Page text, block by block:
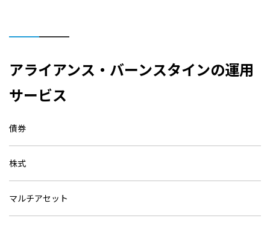
アライアンス・バーンスタインの運用
サービス
債券
株式
マルチアセット